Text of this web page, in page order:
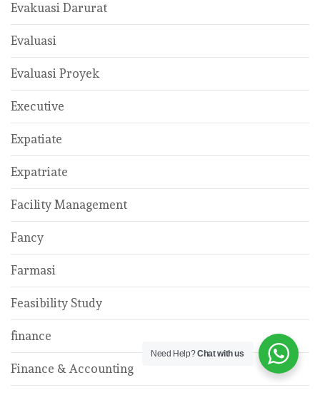
Evakuasi Darurat
Evaluasi
Evaluasi Proyek
Executive
Expatiate
Expatriate
Facility Management
Fancy
Farmasi
Feasibility Study
finance
Finance & Accounting
Need Help?Chat with us